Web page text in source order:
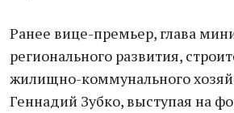
Ранее вице-премьер, глава
регионального развития,
жилищно-коммунального
Геннадий Зубко, выступая на